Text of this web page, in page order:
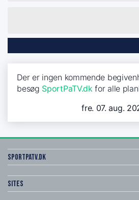
Der er ingen kommende
besøg SportPaTV.dk for alle
fre. 07. aug.
SportPaTV.dk
Sites